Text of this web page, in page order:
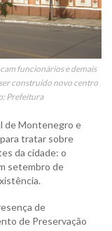
funcionários e demais
construído novo centro
Prefeitura
de Montenegro e
tratar sobre
da cidade: o
setembro de
de
de Preservação